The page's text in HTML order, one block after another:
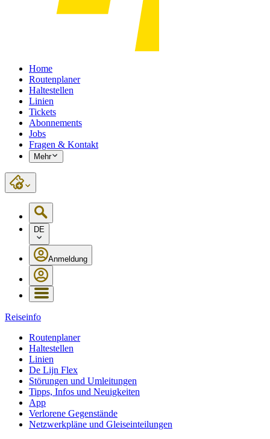
Home
Routenplaner
Haltestellen
Linien
Tickets
Abonnements
Jobs
Fragen & Kontakt
Mehr
DE
Anmeldung
Reiseinfo
Routenplaner
Haltestellen
Linien
De Lijn Flex
Störungen und Umleitungen
Tipps, Infos und Neuigkeiten
App
Verlorene Gegenstände
Netzwerkpläne und Gleiseinteilungen